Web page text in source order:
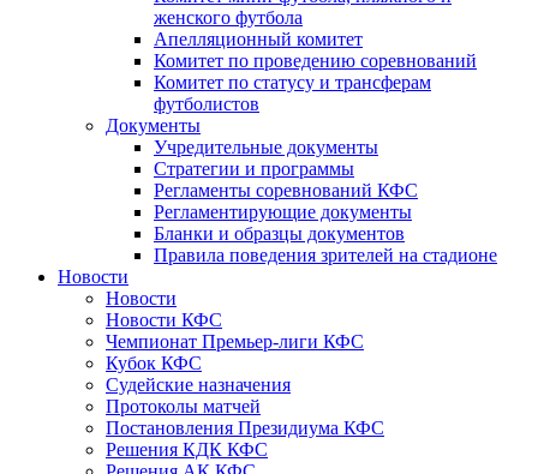
женского футбола
Апелляционный комитет
Комитет по проведению соревнований
Комитет по статусу и трансферам
футболистов
Документы
Учредительные документы
Стратегии и программы
Регламенты соревнований КФС
Регламентирующие документы
Бланки и образцы документов
Правила поведения зрителей на стадионе
Новости
Новости
Новости КФС
Чемпионат Премьер-лиги КФС
Кубок КФС
Судейские назначения
Протоколы матчей
Постановления Президиума КФС
Решения КДК КФС